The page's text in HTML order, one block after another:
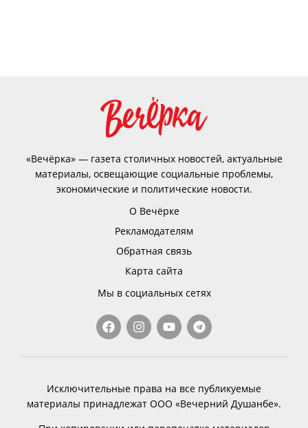
«Вечёрка» — газета столичных новостей, актуальные
материалы, освещающие социальные проблемы,
экономические и политические новости.
О Вечёрке
Рекламодателям
Обратная связь
Карта сайта
Мы в социальных сетях
Исключительные права на все публикуемые
материалы принадлежат ООО «Вечерний Душанбе».